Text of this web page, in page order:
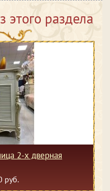
этого раздела
2-х дверная
руб.